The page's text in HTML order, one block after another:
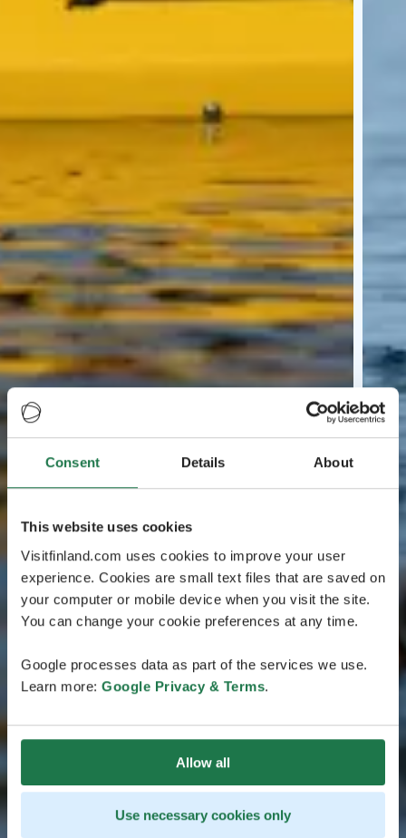
Consent Details About
This website uses cookies
Visitfinland.com uses cookies to improve your user
experience. Cookies are small text files that are saved on
your computer or mobile device when you visit the site.
You can change your cookie preferences at any time.
Google processes data as part of the services we use.
Learn more: Google Privacy & Terms.
Allow all
Use necessary cookies only